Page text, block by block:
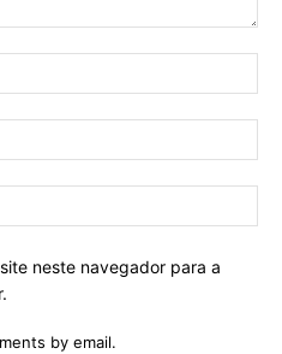
neste navegador para a
by email.